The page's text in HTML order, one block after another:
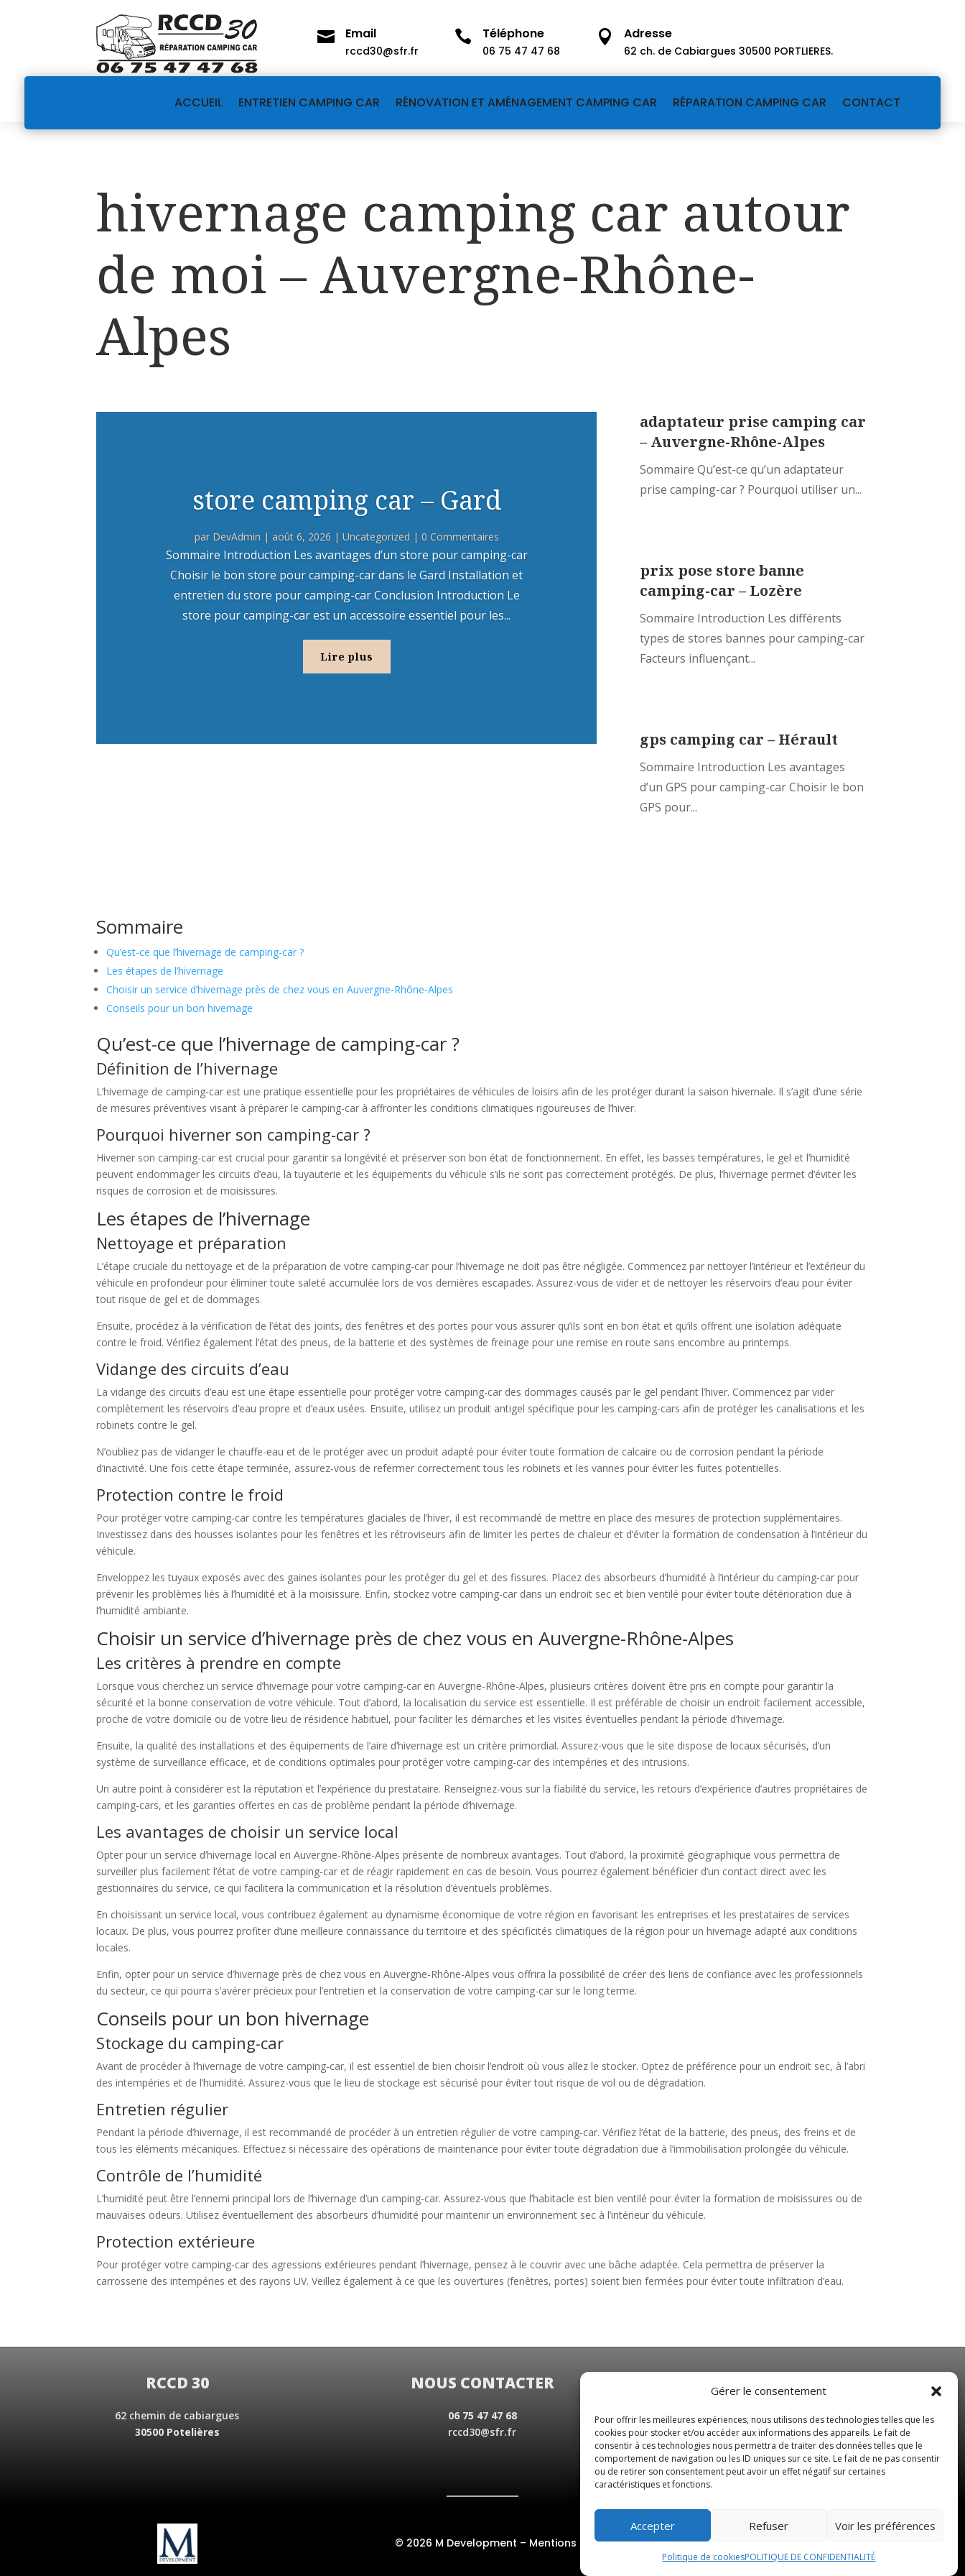
Gérer le consentement
Pour offrir les meilleures expériences, nous utilisons des technologies telles que les
cookies pour stocker et/ou accéder aux informations des appareils. Le fait de
consentir à ces technologies nous permettra de traiter des données telles que le
comportement de navigation ou les ID uniques sur ce site. Le fait de ne pas consentir
ou de retirer son consentement peut avoir un effet négatif sur certaines
caractéristiques et fonctions.
Accepter Refuser Voir les préférences
Politique de cookiesPOLITIQUE DE CONFIDENTIALITÉ
 Email
rccd30@sfr.fr
 Téléphone
06 75 47 47 68
 Adresse
62 ch. de Cabiargues 30500 PORTLIERES.
ACCUEIL ENTRETIEN CAMPING CAR RÉNOVATION ET AMÉNAGEMENT CAMPING CAR RÉPARATION CAMPING CAR CONTACT
hivernage camping car autour
de moi – Auvergne-Rhône-
Alpes
store camping car – Gard
par DevAdmin | août 6, 2026 | Uncategorized | 0 Commentaires
Sommaire Introduction Les avantages d’un store pour camping-car
Choisir le bon store pour camping-car dans le Gard Installation et
entretien du store pour camping-car Conclusion Introduction Le
store pour camping-car est un accessoire essentiel pour les...
Lire plus
adaptateur prise camping car
– Auvergne-Rhône-Alpes
Sommaire Qu’est-ce qu’un adaptateur
prise camping-car ? Pourquoi utiliser un...
prix pose store banne
camping-car – Lozère
Sommaire Introduction Les différents
types de stores bannes pour camping-car
Facteurs influençant...
gps camping car – Hérault
Sommaire Introduction Les avantages
d’un GPS pour camping-car Choisir le bon
GPS pour...
Sommaire
Qu’est-ce que l’hivernage de camping-car ?
Les étapes de l’hivernage
Choisir un service d’hivernage près de chez vous en Auvergne-Rhône-Alpes
Conseils pour un bon hivernage
Qu’est-ce que l’hivernage de camping-car ?
Définition de l’hivernage
L’hivernage de camping-car est une pratique essentielle pour les propriétaires de véhicules de loisirs afin de les protéger durant la saison hivernale. Il s’agit d’une série
de mesures préventives visant à préparer le camping-car à affronter les conditions climatiques rigoureuses de l’hiver.
Pourquoi hiverner son camping-car ?
Hiverner son camping-car est crucial pour garantir sa longévité et préserver son bon état de fonctionnement. En effet, les basses températures, le gel et l’humidité
peuvent endommager les circuits d’eau, la tuyauterie et les équipements du véhicule s’ils ne sont pas correctement protégés. De plus, l’hivernage permet d’éviter les
risques de corrosion et de moisissures.
Les étapes de l’hivernage
Nettoyage et préparation
L’étape cruciale du nettoyage et de la préparation de votre camping-car pour l’hivernage ne doit pas être négligée. Commencez par nettoyer l’intérieur et l’extérieur du
véhicule en profondeur pour éliminer toute saleté accumulée lors de vos dernières escapades. Assurez-vous de vider et de nettoyer les réservoirs d’eau pour éviter
tout risque de gel et de dommages.
Ensuite, procédez à la vérification de l’état des joints, des fenêtres et des portes pour vous assurer qu’ils sont en bon état et qu’ils offrent une isolation adéquate
contre le froid. Vérifiez également l’état des pneus, de la batterie et des systèmes de freinage pour une remise en route sans encombre au printemps.
Vidange des circuits d’eau
La vidange des circuits d’eau est une étape essentielle pour protéger votre camping-car des dommages causés par le gel pendant l’hiver. Commencez par vider
complètement les réservoirs d’eau propre et d’eaux usées. Ensuite, utilisez un produit antigel spécifique pour les camping-cars afin de protéger les canalisations et les
robinets contre le gel.
N’oubliez pas de vidanger le chauffe-eau et de le protéger avec un produit adapté pour éviter toute formation de calcaire ou de corrosion pendant la période
d’inactivité. Une fois cette étape terminée, assurez-vous de refermer correctement tous les robinets et les vannes pour éviter les fuites potentielles.
Protection contre le froid
Pour protéger votre camping-car contre les températures glaciales de l’hiver, il est recommandé de mettre en place des mesures de protection supplémentaires.
Investissez dans des housses isolantes pour les fenêtres et les rétroviseurs afin de limiter les pertes de chaleur et d’éviter la formation de condensation à l’intérieur du
véhicule.
Enveloppez les tuyaux exposés avec des gaines isolantes pour les protéger du gel et des fissures. Placez des absorbeurs d’humidité à l’intérieur du camping-car pour
prévenir les problèmes liés à l’humidité et à la moisissure. Enfin, stockez votre camping-car dans un endroit sec et bien ventilé pour éviter toute détérioration due à
l’humidité ambiante.
Choisir un service d’hivernage près de chez vous en Auvergne-Rhône-Alpes
Les critères à prendre en compte
Lorsque vous cherchez un service d’hivernage pour votre camping-car en Auvergne-Rhône-Alpes, plusieurs critères doivent être pris en compte pour garantir la
sécurité et la bonne conservation de votre véhicule. Tout d’abord, la localisation du service est essentielle. Il est préférable de choisir un endroit facilement accessible,
proche de votre domicile ou de votre lieu de résidence habituel, pour faciliter les démarches et les visites éventuelles pendant la période d’hivernage.
Ensuite, la qualité des installations et des équipements de l’aire d’hivernage est un critère primordial. Assurez-vous que le site dispose de locaux sécurisés, d’un
système de surveillance efficace, et de conditions optimales pour protéger votre camping-car des intempéries et des intrusions.
Un autre point à considérer est la réputation et l’expérience du prestataire. Renseignez-vous sur la fiabilité du service, les retours d’expérience d’autres propriétaires de
camping-cars, et les garanties offertes en cas de problème pendant la période d’hivernage.
Les avantages de choisir un service local
Opter pour un service d’hivernage local en Auvergne-Rhône-Alpes présente de nombreux avantages. Tout d’abord, la proximité géographique vous permettra de
surveiller plus facilement l’état de votre camping-car et de réagir rapidement en cas de besoin. Vous pourrez également bénéficier d’un contact direct avec les
gestionnaires du service, ce qui facilitera la communication et la résolution d’éventuels problèmes.
En choisissant un service local, vous contribuez également au dynamisme économique de votre région en favorisant les entreprises et les prestataires de services
locaux. De plus, vous pourrez profiter d’une meilleure connaissance du territoire et des spécificités climatiques de la région pour un hivernage adapté aux conditions
locales.
Enfin, opter pour un service d’hivernage près de chez vous en Auvergne-Rhône-Alpes vous offrira la possibilité de créer des liens de confiance avec les professionnels
du secteur, ce qui pourra s’avérer précieux pour l’entretien et la conservation de votre camping-car sur le long terme.
Conseils pour un bon hivernage
Stockage du camping-car
Avant de procéder à l’hivernage de votre camping-car, il est essentiel de bien choisir l’endroit où vous allez le stocker. Optez de préférence pour un endroit sec, à l’abri
des intempéries et de l’humidité. Assurez-vous que le lieu de stockage est sécurisé pour éviter tout risque de vol ou de dégradation.
Entretien régulier
Pendant la période d’hivernage, il est recommandé de procéder à un entretien régulier de votre camping-car. Vérifiez l’état de la batterie, des pneus, des freins et de
tous les éléments mécaniques. Effectuez si nécessaire des opérations de maintenance pour éviter toute dégradation due à l’immobilisation prolongée du véhicule.
Contrôle de l’humidité
L’humidité peut être l’ennemi principal lors de l’hivernage d’un camping-car. Assurez-vous que l’habitacle est bien ventilé pour éviter la formation de moisissures ou de
mauvaises odeurs. Utilisez éventuellement des absorbeurs d’humidité pour maintenir un environnement sec à l’intérieur du véhicule.
Protection extérieure
Pour protéger votre camping-car des agressions extérieures pendant l’hivernage, pensez à le couvrir avec une bâche adaptée. Cela permettra de préserver la
carrosserie des intempéries et des rayons UV. Veillez également à ce que les ouvertures (fenêtres, portes) soient bien fermées pour éviter toute infiltration d’eau.
RCCD 30
62 chemin de cabiargues
30500 Potelières
NOUS CONTACTER
06 75 47 47 68
rccd30@sfr.fr
NOS HORAIRES
Du Lundi au Vendredi
de 8 h 30 à 19 h 00
Samedi sur rendez-vous
© 2026 M Development – Mentions légales– Tous droits réservés –